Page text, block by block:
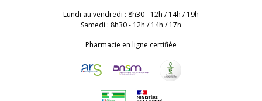
Lundi au vendredi : 8h30 - 12h / 14h / 19h
Samedi : 8h30 - 12h / 14h / 17h
Pharmacie en ligne certifiée